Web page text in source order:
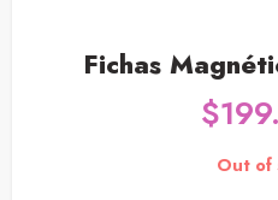
Fichas
$
Out of